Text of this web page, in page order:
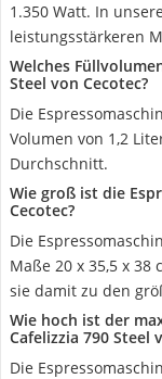
1.350 Watt. In
leistungsstärkeren
Welches
Steel von Cecotec?
Die
Volumen von 1,2
Durchschnitt.
Wie groß ist die
Cecotec?
Die
Maße 20 x 35,5 x 38
sie damit zu den
Wie hoch ist der
Cafelizzia 790 Steel
Die